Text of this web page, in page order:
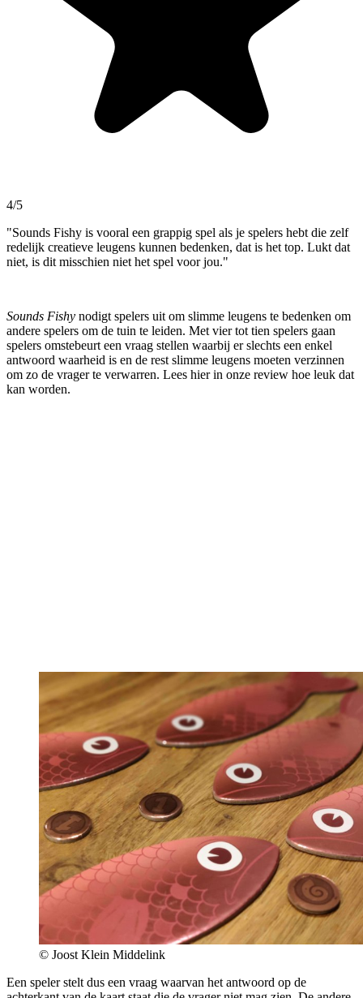
4/5
"Sounds Fishy is vooral een grappig spel als je spelers hebt die zelf
redelijk creatieve leugens kunnen bedenken, dat is het top. Lukt dat
niet, is dit misschien niet het spel voor jou."
Sounds Fishy nodigt spelers uit om slimme leugens te bedenken om
andere spelers om de tuin te leiden. Met vier tot tien spelers gaan
spelers omstebeurt een vraag stellen waarbij er slechts een enkel
antwoord waarheid is en de rest slimme leugens moeten verzinnen
om zo de vrager te verwarren. Lees hier in onze review hoe leuk dat
kan worden.
© Joost Klein Middelink
Een speler stelt dus een vraag waarvan het antwoord op de